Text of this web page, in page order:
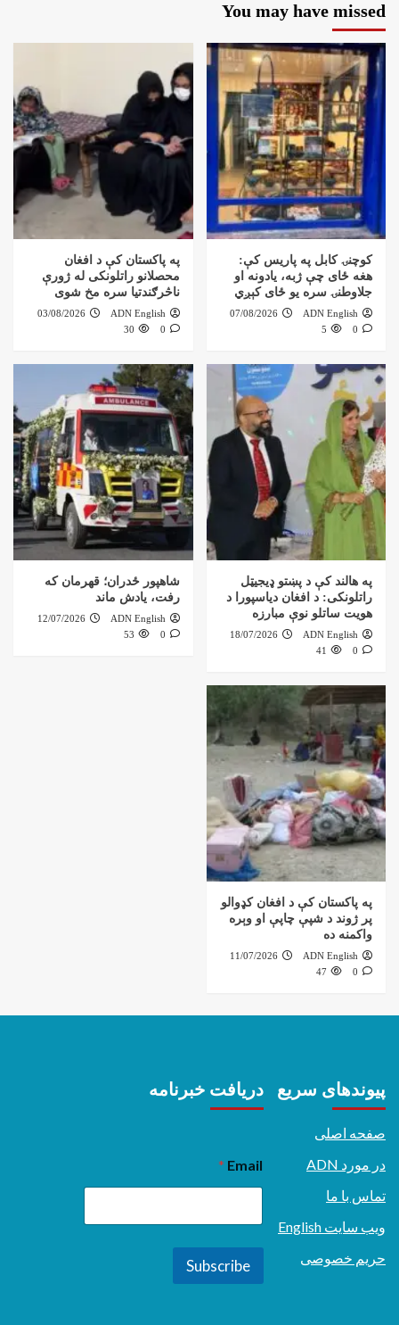
You may have missed
کوچنۍ کابل په پاریس کې:
هغه ځای چې ژبه، یادونه او
جلاوطنۍ سره یو ځای کېږي
ADN English
07/08/2026
0
5
په پاکستان کې د افغان
محصلانو راتلونکی له ژورې
ناڅرګندتیا سره مخ شوی
ADN English
03/08/2026
0
30
په هالند کې د پښتو ډیجیټل
راتلونکی: د افغان دیاسپورا د
هویت ساتلو نوې مبارزه
ADN English
18/07/2026
0
41
شاهپور ځدران؛ قهرمان که
رفت، یادش ماند
ADN English
12/07/2026
0
53
په پاکستان کې د افغان کډوالو
پر ژوند د شپې چاپې او وېره
واکمنه ده
ADN English
11/07/2026
0
47
پیوندهای سریع
صفحه اصلی
در مورد ADN
تماس با ما
ویب سایت English
حریم خصوصی
دریافت خبرنامه
Email
*
Subscribe